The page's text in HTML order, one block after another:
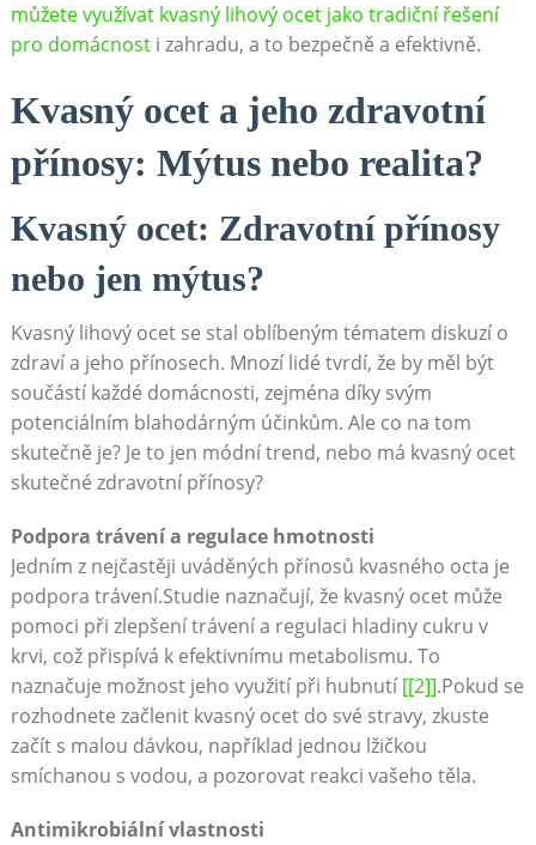
můžete využívat kvasný lihový ​ocet jako⁣ tradiční​ řešení
‌pro domácnosti zahradu, a to bezpečně a efektivně.
Kvasný ocet a jeho zdravotní
přínosy:⁣ Mýtus nebo realita?
Kvasný ocet: Zdravotní přínosy
nebo jen mýtus?
Kvasný⁤ lihový ocet‍ se stal oblíbeným tématem diskuzí o
zdraví a jeho ⁣přínosech. ‌Mnozí⁢ lidé tvrdí, že by měl být
součástí každé domácnosti, zejména díky svým
potenciálním⁣ blahodárným účinkům. Ale co na tom
‍skutečně je? Je ​to jen módní trend, nebo⁤ má‌ kvasný ⁤ocet
skutečné zdravotní ⁢přínosy?
Podpora trávení a ‍regulace hmotnosti
Jedním z nejčastěji uváděných přínosů kvasného octa je
podpora trávení.Studie naznačují, že kvasný ocet může
pomoci ‍při zlepšení trávení a regulaci hladiny cukru ‍v
krvi, což přispívá k efektivnímu metabolismu.‍ To
naznačuje možnost‌ jeho využití při‍ hubnutí[[2]].Pokud se
rozhodnete začlenit kvasný ‌ocet do ‍své‌ stravy, zkuste
začít s malou dávkou, ‍například jednou‍ lžičkou
smíchanou s ‍vodou, a pozorovat reakci vašeho těla.
Antimikrobiální vlastnosti